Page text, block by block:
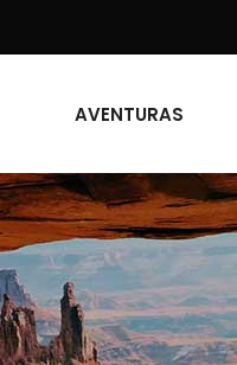
AVENTURAS